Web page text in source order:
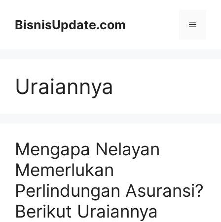
BisnisUpdate.com Menu
Uraiannya
Mengapa Nelayan
Memerlukan
Perlindungan Asuransi?
Berikut Uraiannya